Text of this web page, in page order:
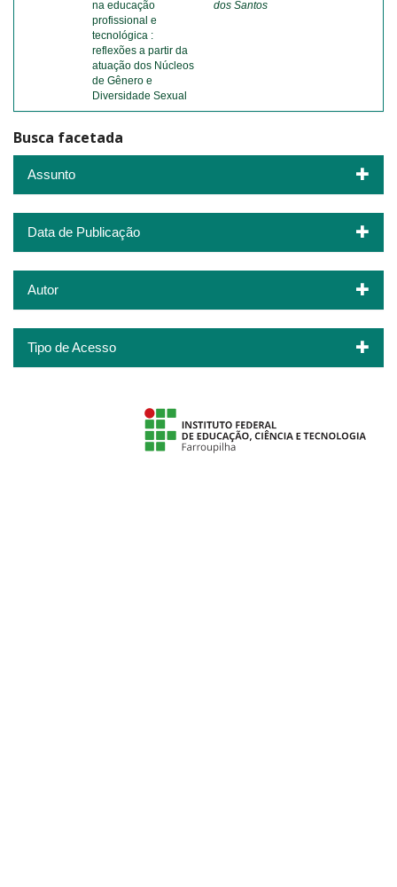
na educação
profissional e
tecnológica :
reflexões a partir da
atuação dos Núcleos
de Gênero e
Diversidade Sexual
dos Santos
Busca facetada
Assunto
Data de Publicação
Autor
Tipo de Acesso